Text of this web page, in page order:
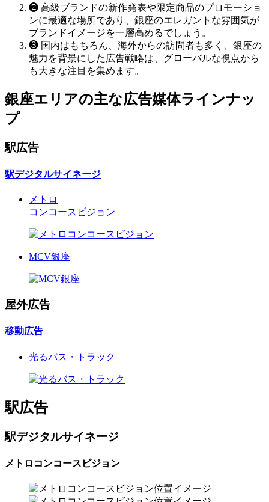
❷ 高級ブランドの新作発表や限定商品のプロモーショ
ンに最適な場所であり、銀座のエレガントな雰囲気が
ブランドイメージを一層高めるでしょう。
❸ 国内はもちろん、海外からの訪問者も多く、銀座の
魅力を背景にした広告戦略は、グローバルな視点から
も大きな注目を集めます。
銀座エリアの主な広告媒体ラインナッ
プ
駅広告
駅デジタルサイネージ
メトロ
コンコースビジョン
MCV銀座
屋外広告
移動広告
光るバス・トラック
駅広告
駅デジタルサイネージ
メトロコンコースビジョン